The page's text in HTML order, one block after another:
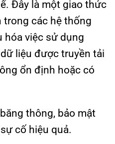
Đây là một giao thức
các hệ thống
hóa việc sử dụng
liệu được truyền tải
ổn định hoặc có
thông, bảo mật
cố hiệu quả.